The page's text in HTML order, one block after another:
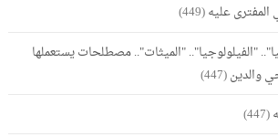
المفترى عليه(449)
"الفيلولوجيا".. "الميثات".. مصطلحات يستعملها
والدين(447)
(447)